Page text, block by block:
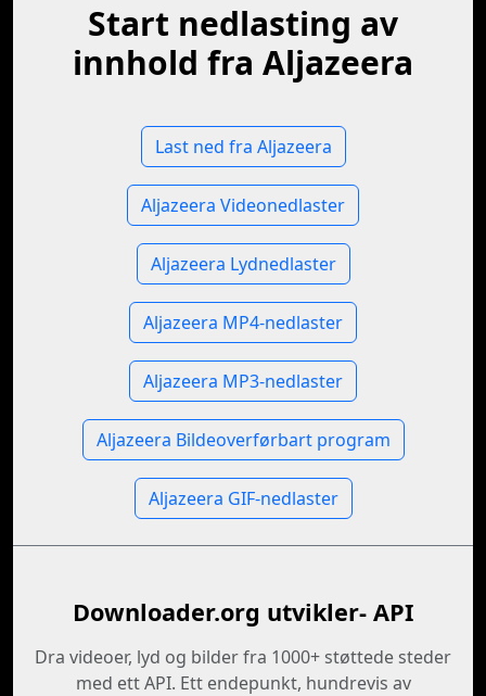
Start nedlasting av
innhold fra Aljazeera
Last ned fra Aljazeera
Aljazeera Videonedlaster
Aljazeera Lydnedlaster
Aljazeera MP4-nedlaster
Aljazeera MP3-nedlaster
Aljazeera Bildeoverførbart program
Aljazeera GIF-nedlaster
Downloader.org utvikler- API
Dra videoer, lyd og bilder fra 1000+ støttede steder
med ett API. Ett endepunkt, hundrevis av